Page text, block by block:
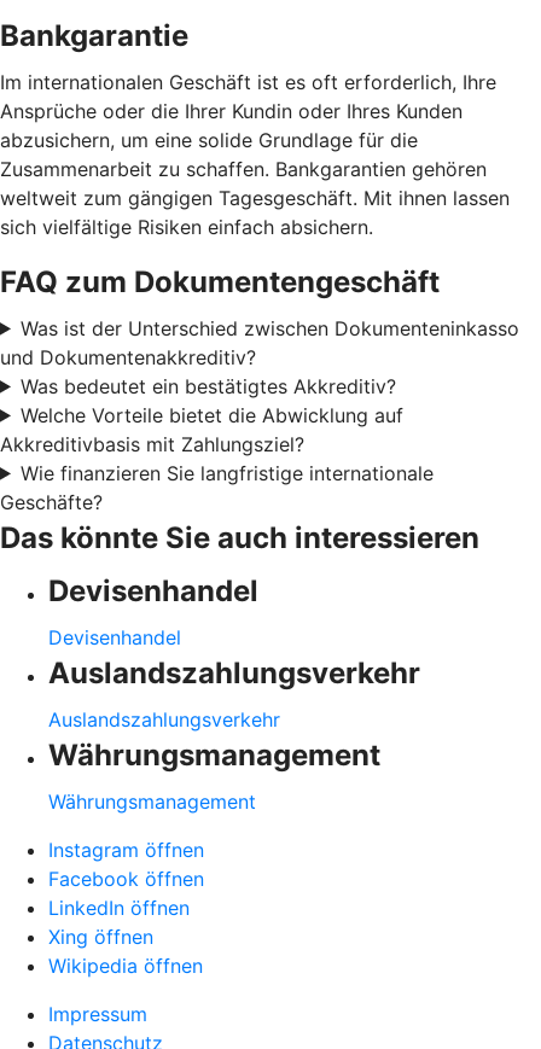
Bankgarantie
Im internationalen Geschäft ist es oft erforderlich, Ihre
Ansprüche oder die Ihrer Kundin oder Ihres Kunden
abzusichern, um eine solide Grundlage für die
Zusammenarbeit zu schaffen. Bankgarantien gehören
weltweit zum gängigen Tagesgeschäft. Mit ihnen lassen
sich vielfältige Risiken einfach absichern.
FAQ zum Dokumentengeschäft
Was ist der Unterschied zwischen Dokumenteninkasso
und Dokumentenakkreditiv?
Was bedeutet ein bestätigtes Akkreditiv?
Welche Vorteile bietet die Abwicklung auf
Akkreditivbasis mit Zahlungsziel?
Wie finanzieren Sie langfristige internationale
Geschäfte?
Das könnte Sie auch interessieren
Devisenhandel
Devisenhandel
Auslandszahlungsverkehr
Auslandszahlungsverkehr
Währungsmanagement
Währungsmanagement
Instagram öffnen
Facebook öffnen
LinkedIn öffnen
Xing öffnen
Wikipedia öffnen
Impressum
Datenschutz